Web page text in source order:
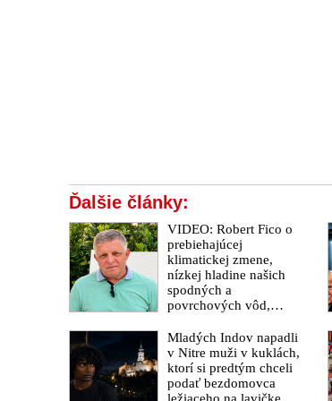
Ďalšie články:
VIDEO: Robert Fico o
prebiehajúcej
klimatickej zmene,
nízkej hladine našich
spodných a
povrchových vôd,
závlahové systémy, ak
si chceme zaistiť
potravinovú
bezpečnosť, dozvukoch
invázie afrických
Mladých Indov napadli
v Nitre muži v kuklách,
ktorí si predtým chceli
podať bezdomovca